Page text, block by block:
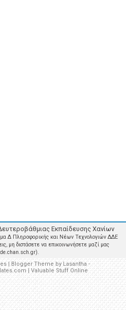
Εκπαίδευσης Χανίων
Δ Πληροφορικής και Νέων Τεχνολογιών ΔΔΕ
μη διστάσετε να επικοινωνήσετε μαζί μας
| Blogger Theme byLasantha -
| Valuable Stuff Online